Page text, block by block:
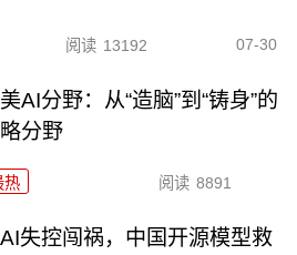
阅读 13192 07-30
AI分野：从“造脑”到“铸身”的
分野
热 阅读 8891
失控闯祸，中国开源模型救